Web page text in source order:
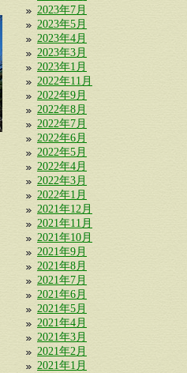
2023年7月
2023年5月
2023年4月
2023年3月
2023年1月
2022年11月
2022年9月
2022年8月
2022年7月
2022年6月
2022年5月
2022年4月
2022年3月
2022年1月
2021年12月
2021年11月
2021年10月
2021年9月
2021年8月
2021年7月
2021年6月
2021年5月
2021年4月
2021年3月
2021年2月
2021年1月